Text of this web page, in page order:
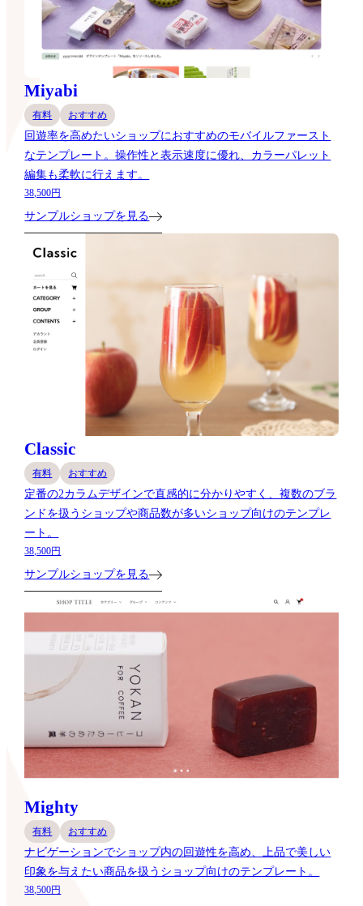
Miyabi
有料 おすすめ
回遊率を高めたいショップにおすすめのモバイルファースト
なテンプレート。操作性と表示速度に優れ、カラーパレット
編集も柔軟に行えます。
38,500円
サンプルショップを見る
Classic
有料 おすすめ
定番の2カラムデザインで直感的に分かりやすく、複数のブラ
ンドを扱うショップや商品数が多いショップ向けのテンプレ
ート。
38,500円
サンプルショップを見る
Mighty
有料 おすすめ
ナビゲーションでショップ内の回遊性を高め、上品で美しい
印象を与えたい商品を扱うショップ向けのテンプレート。
38,500円